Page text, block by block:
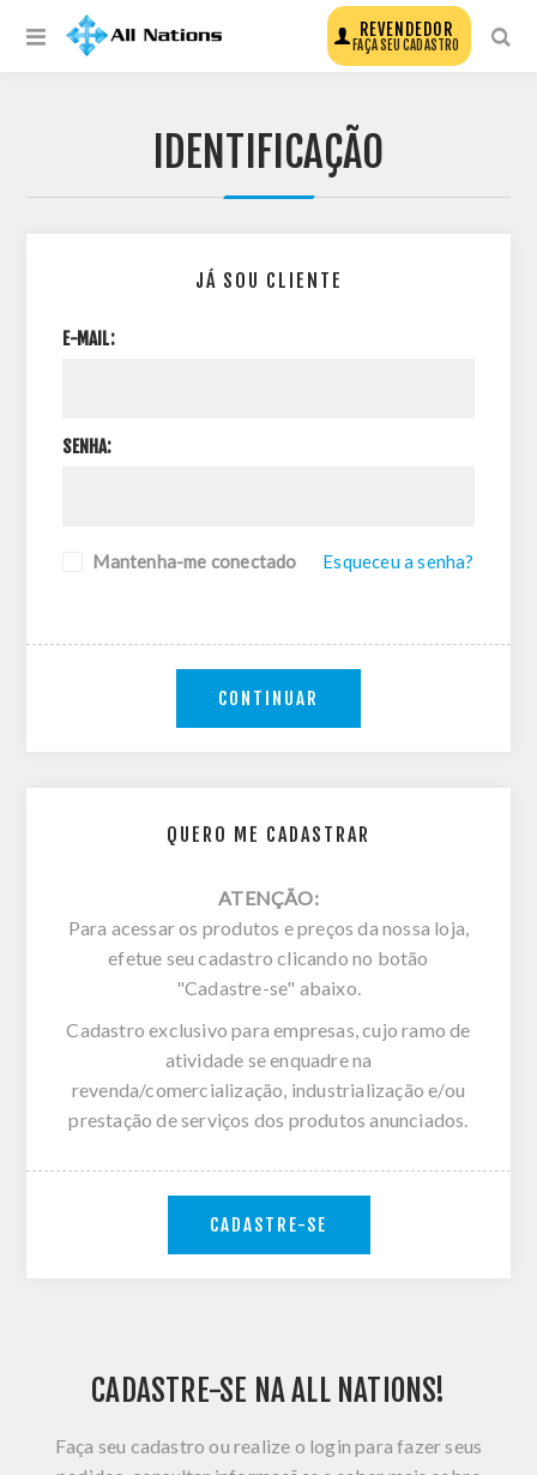
REVENDEDOR
FAÇA SEU CADASTRO
IDENTIFICAÇÃO
QUERO ME CADASTRAR
ATENÇÃO:
Para acessar os produtos e preços da nossa loja,
efetue seu cadastro clicando no botão
"Cadastre-se" abaixo.
Cadastro exclusivo para empresas, cujo ramo de
atividade se enquadre na
revenda/comercialização, industrialização e/ou
prestação de serviços dos produtos anunciados.
CADASTRE-SE
JÁ SOU CLIENTE
E-MAIL:
SENHA:
Mantenha-me conectado Esqueceu a senha?
CONTINUAR
CADASTRE-SE NA ALL NATIONS!
Faça seu cadastro ou realize o login para fazer seus